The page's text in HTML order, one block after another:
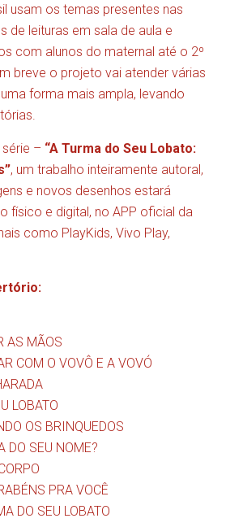
usam os temas presentes nas
de leituras em sala de aula e
com alunos do maternal até o 2º
breve o projeto vai atender várias
forma mais ampla, levando
– “A Turma do Seu Lobato:
, um trabalho inteiramente autoral,
e novos desenhos estará
físico e digital, no APP oficial da
como PlayKids, Vivo Play,
AS MÃOS
COM O VOVÔ E A VOVÓ
LOBATO
OS BRINQUEDOS
DO SEU NOME?
PRA VOCÊ
DO SEU LOBATO